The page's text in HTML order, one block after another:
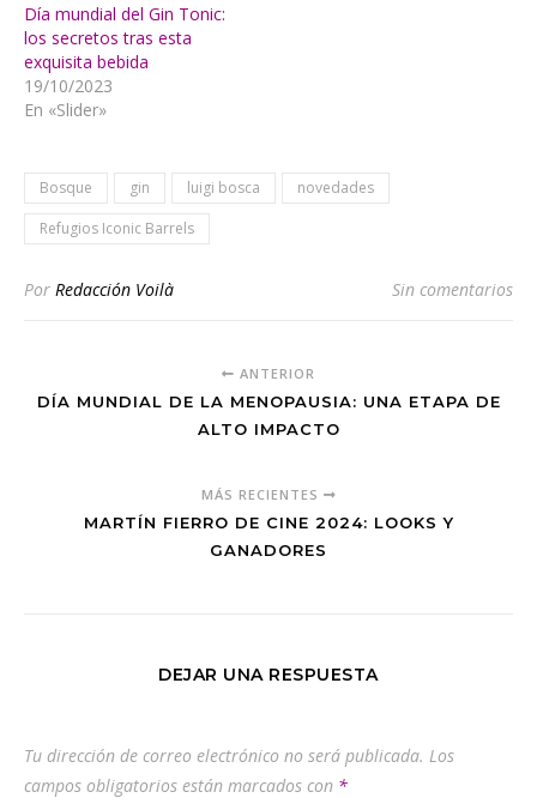
Día mundial del Gin Tonic:
los secretos tras esta
exquisita bebida
19/10/2023
En «Slider»
Bosque gin luigi bosca
novedades
Refugios Iconic Barrels
Por Redacción Voilà Sin comentarios
ANTERIOR
DÍA MUNDIAL DE LA MENOPAUSIA: UNA ETAPA DE
ALTO IMPACTO
MÁS RECIENTES
MARTÍN FIERRO DE CINE 2024: LOOKS Y
GANADORES
DEJAR UNA RESPUESTA
Tu dirección de correo electrónico no será publicada. Los
campos obligatorios están marcados con *